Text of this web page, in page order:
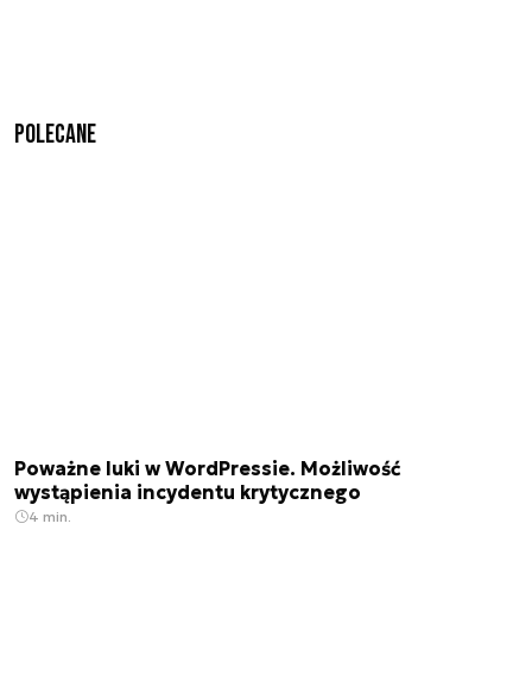
Polecane
Poważne luki w WordPressie. Możliwość
wystąpienia incydentu krytycznego
4 min.